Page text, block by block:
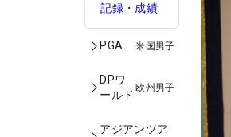
記録・成績
PGA 米国男子
DPワ
ールド
欧州男子
アジアンツア